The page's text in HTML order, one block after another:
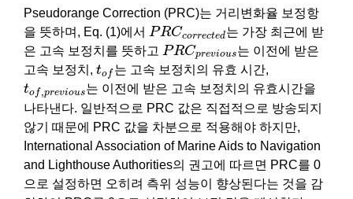
Pseudorange Correction (PRC)는 거리변화율 보정항
을 뜻하며, Eq. (1)에서 PRCcorrected
PRCc orre te d
는 가장 최근에 받
은 고속 보정치를 뜻하고 PRCprevious
PRCpreviou s
는 이전에 받은
고속 보정치, tof
to 는 고속 보정치의 유효 시간,
tof,previous
to us
는 이전에 받은 고속 보정치의 유효시간을
나타낸다. 일반적으로 PRC 값은 직접적으로 방송되지
않기 때문에 PRC 값을 차분으로 적용해야 하지만,
International Association of Marine Aids to Navigation
and Lighthouse Authorities의 권고에 따르면 PRC를 0
으로 설정하면 오히려 측위 성능이 향상된다는 것을 감